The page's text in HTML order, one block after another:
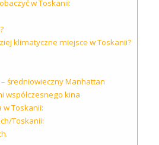
w Toskanii:
klimatyczne miejsce w Toskanii?
średniowieczny Manhattan
współczesnego kina
w Toskanii:
Toskanii: